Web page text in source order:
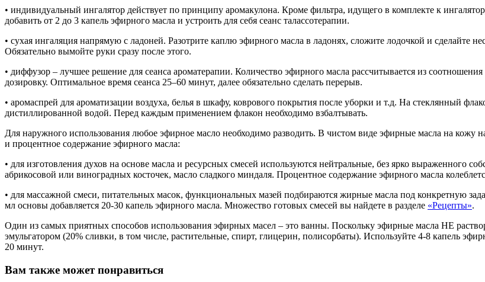
• индивидуальный ингалятор действует по принципу аромакулона. Кроме фильтра, идущего в комплекте к
добавить от 2 до 3 капель эфирного масла и устроить для себя сеанс талассотерапии.
• сухая ингаляция напрямую с ладоней. Разотрите каплю эфирного масла в ладонях, сложите лодочкой и сделайте
Обязательно вымойте руки сразу после этого.
• диффузор – лучшее решение для сеанса ароматерапии. Количество эфирного масла рассчитывается из
дозировку. Оптимальное время сеанса 25–60 минут, далее обязательно сделать перерыв.
• аромаспрей для ароматизации воздуха, белья в шкафу, коврового покрытия после уборки и т.д. На стеклянный
дистиллированной водой. Перед каждым применением флакон необходимо взбалтывать.
Для наружного использования любое эфирное масло необходимо разводить. В чистом виде эфирные масла на кожу
и процентное содержание эфирного масла:
• для изготовления духов на основе масла и ресурсных смесей используются нейтральные, без ярко выраженного
абрикосовой или виноградных косточек, масло сладкого миндаля. Процентное содержание эфирного масла
• для массажной смеси, питательных масок, функциональных мазей подбираются жирные масла под конкретную
мл основы добавляется 20-30 капель эфирного масла. Множество готовых смесей вы найдете в разделе «Рецепты».
Один из самых приятных способов использования эфирных масел – это ванны. Поскольку эфирные масла НЕ
эмульгатором (20% сливки, в том числе, растительные, спирт, глицерин, полисорбаты). Используйте 4-8 капель
20 минут.
Вам также может понравиться